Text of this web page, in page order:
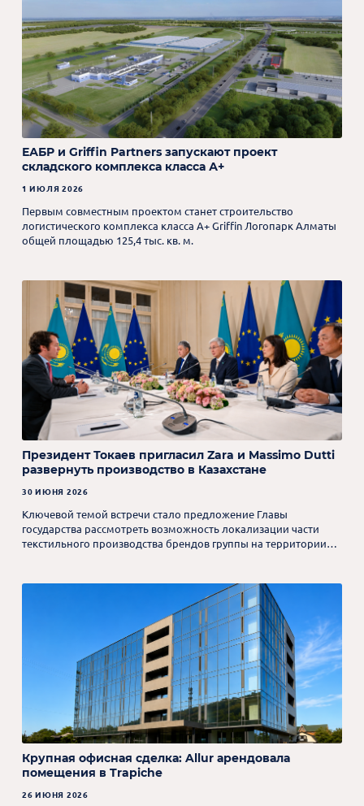
ЕАБР и Griffin Partners запускают проект
складского комплекса класса А+
1 ИЮЛЯ 2026
Первым совместным проектом станет строительство
логистического комплекса класса А+ Griffin Логопарк Алматы
общей площадью 125,4 тыс. кв. м.
Президент Токаев пригласил Zara и Massimo Dutti
развернуть производство в Казахстане
30 ИЮНЯ 2026
Ключевой темой встречи стало предложение Главы
государства рассмотреть возможность локализации части
текстильного производства брендов группы на территории
Крупная офисная сделка: Allur арендовала
помещения в Trapiche
26 ИЮНЯ 2026